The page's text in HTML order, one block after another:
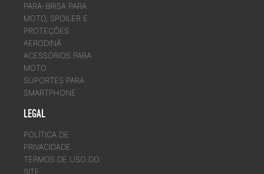
PARA-BRISA PARA
MOTO, SPOILER E
PROTEÇÕES
AERODINÂ
ACESSÓRIOS PARA
MOTO
SUPORTES PARA
SMARTPHONE
LEGAL
POLÍTICA DE
PRIVACIDADE
TERMOS DE USO DO
SITE